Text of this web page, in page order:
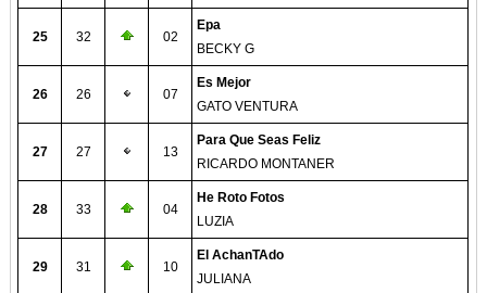
25 32 02
Epa
BECKY G
26 26 07
Es Mejor
GATO VENTURA
27 27 13
Para Que Seas Feliz
RICARDO MONTANER
28 33 04
He Roto Fotos
LUZIA
29 31 10
El AchanTAdo
JULIANA